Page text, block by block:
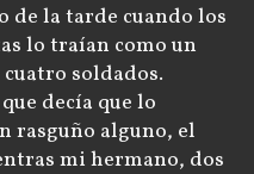
de la tarde cuando los
lo traían como un
soldados.
decía que lo
rasguño alguno, el
mi hermano, dos